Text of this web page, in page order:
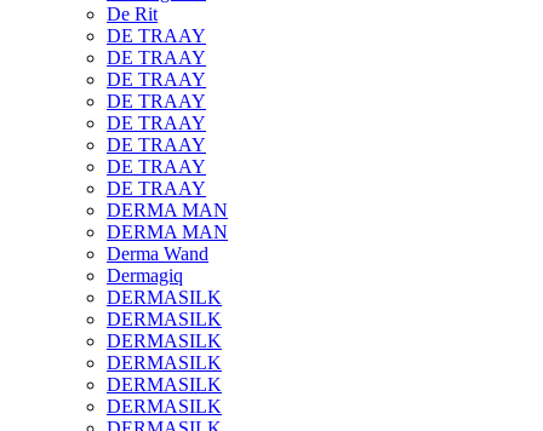
De Rit
DE TRAAY
DE TRAAY
DE TRAAY
DE TRAAY
DE TRAAY
DE TRAAY
DE TRAAY
DE TRAAY
DERMA MAN
DERMA MAN
Derma Wand
Dermagiq
DERMASILK
DERMASILK
DERMASILK
DERMASILK
DERMASILK
DERMASILK